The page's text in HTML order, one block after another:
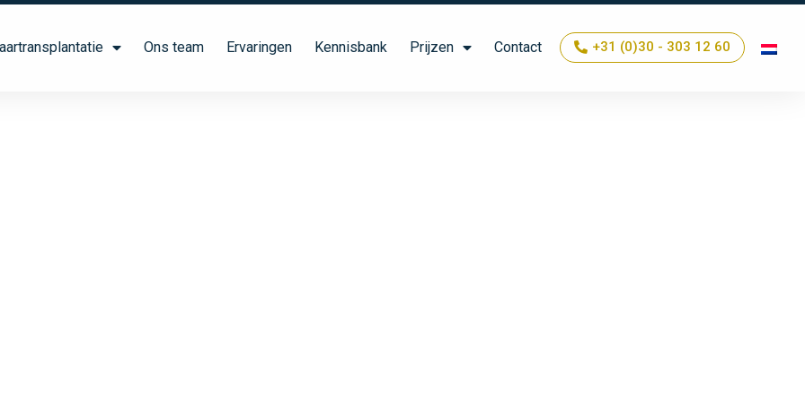
Ons team Ervaringen Kennisbank Prijzen Contact +31 (0)30 - 303 12 60